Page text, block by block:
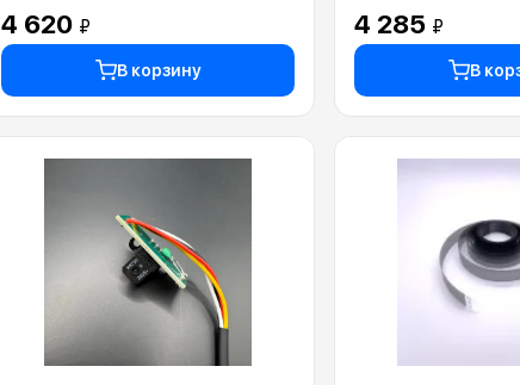
4 620 ₽
В корзину
4 285 ₽
В